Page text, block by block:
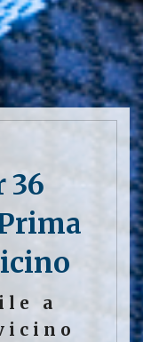
36
a